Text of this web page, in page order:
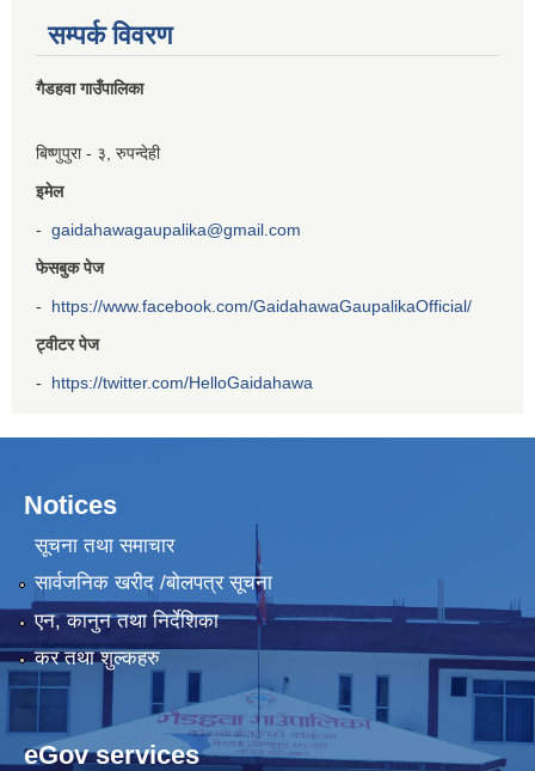
सम्पर्क विवरण
गैडहवा गाउँपालिका
बिष्णुपुरा - ३, रुपन्देही
इमेल
- gaidahawagaupalika@gmail.com
फेसबुक पेज
- https://www.facebook.com/GaidahawaGaupalikaOfficial/
ट्वीटर पेज
- https://twitter.com/HelloGaidahawa
Notices
सूचना तथा समाचार
सार्वजनिक खरीद /बोलपत्र सूचना
एन, कानुन तथा निर्देशिका
कर तथा शुल्कहरु
eGov services